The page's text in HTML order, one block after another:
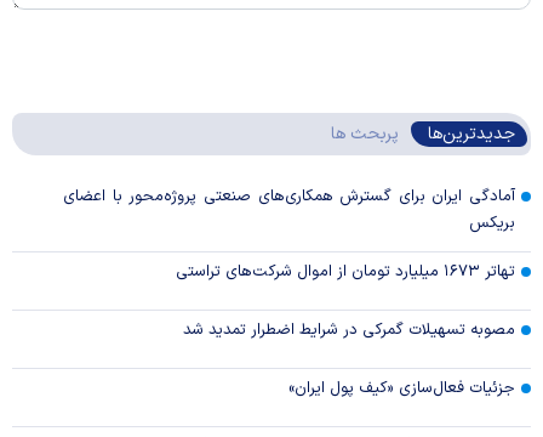
جدیدترین‌ها پربحث ها
آمادگی ایران برای گسترش همکاری‌های صنعتی پروژه‌محور با اعضای
بریکس
تهاتر ۱۶۷۳ میلیارد تومان از اموال شرکت‌های تراستی
مصوبه تسهیلات گمرکی در شرایط اضطرار تمدید شد
جزئیات فعال‌سازی «کیف پول ایران»